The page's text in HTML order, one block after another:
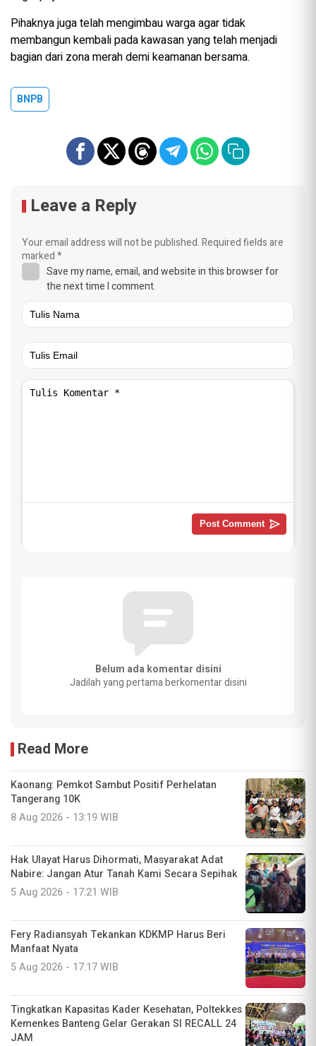
Pihaknya juga telah mengimbau warga agar tidak
membangun kembali pada kawasan yang telah menjadi
bagian dari zona merah demi keamanan bersama.
BNPB
Leave a Reply
Your email address will not be published.Required fields are
marked*
Save my name, email, and website in this browser for
the next time I comment.
Belum ada komentar disini
Jadilah yang pertama berkomentar disini
Read More
Kaonang: Pemkot Sambut Positif Perhelatan
Tangerang 10K
8 Aug 2026 - 13:19 WIB
Hak Ulayat Harus Dihormati, Masyarakat Adat
Nabire: Jangan Atur Tanah Kami Secara Sepihak
5 Aug 2026 - 17:21 WIB
Fery Radiansyah Tekankan KDKMP Harus Beri
Manfaat Nyata
5 Aug 2026 - 17:17 WIB
Tingkatkan Kapasitas Kader Kesehatan, Poltekkes
Kemenkes Banteng Gelar Gerakan SI RECALL 24
JAM